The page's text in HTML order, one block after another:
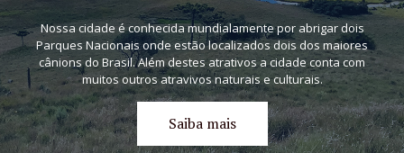
Nossa cidade é conhecida mundialamente por abrigar dois
Parques Nacionais onde estão localizados dois dos maiores
cânions do Brasil. Além destes atrativos a cidade conta com
muitos outros atravivos naturais e culturais.
Saiba mais